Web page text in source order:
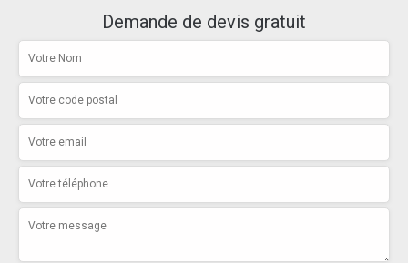
Demande de devis gratuit